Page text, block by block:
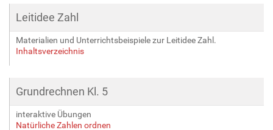
Leitidee Zahl
Materialien und Unterrichtsbeispiele zur Leitidee Zahl.
Inhaltsverzeichnis
Grundrechnen Kl. 5
interaktive Übungen
Natürliche Zahlen ordnen